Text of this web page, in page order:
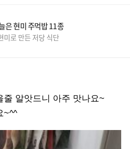
은 현미 주먹밥 11종
미로 만든 저당 식단
줄 알앗드니 아주 맛나요~
~^^